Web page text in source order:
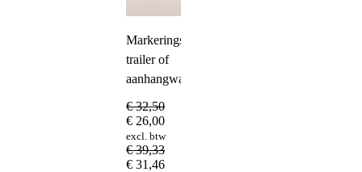
Markeringsbord
trailer of
aanhangwagen
€32,50
€ 26,00
excl. btw
€39,33
€ 31,46